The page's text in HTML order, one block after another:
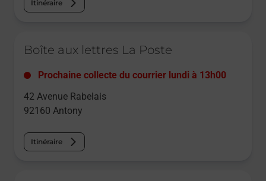
Itinéraire
Boîte aux lettres La Poste
Prochaine collecte du courrier lundi à 13h00
42 Avenue Rabelais
92160 Antony
Itinéraire